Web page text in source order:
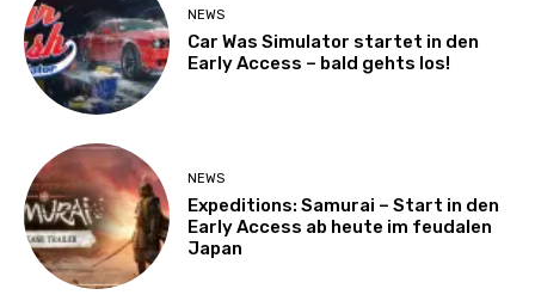
NEWS
Car Was Simulator startet in den
Early Access – bald gehts los!
NEWS
Expeditions: Samurai – Start in den
Early Access ab heute im feudalen
Japan